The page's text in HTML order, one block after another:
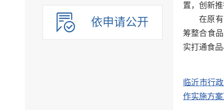
依申请公开
置，创新
在原
筹整合食
实打通食
临沂市行
作实施方